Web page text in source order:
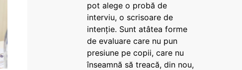
pot alege o probă de
interviu, o scrisoare de
intenție. Sunt atâtea forme
de evaluare care nu pun
presiune pe copii, care nu
înseamnă să treacă, din nou,